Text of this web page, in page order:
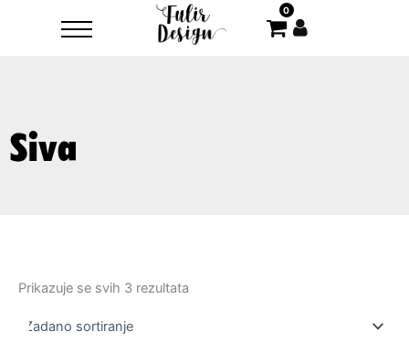
0
Siva
Prikazuje se svih 3 rezultata